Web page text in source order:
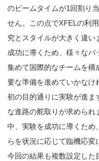
のビームタイムが1回割り
せん。この点でXFELの利
究とスタイルが大きく違い
成功に導くため、様々な
集めて国際的なチームを構
要な準備を進めていかなけ
初の目的通りに実験が進ま
な進路の舵取りが求めら
中、実験を成功に導くため
らを状況に応じて臨機応変
今回の結果も複数設定した